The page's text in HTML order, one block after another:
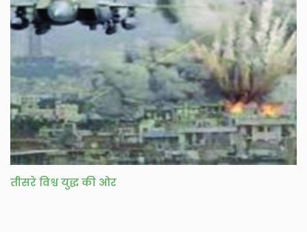
तीसरे विश्व युद्ध की ओर